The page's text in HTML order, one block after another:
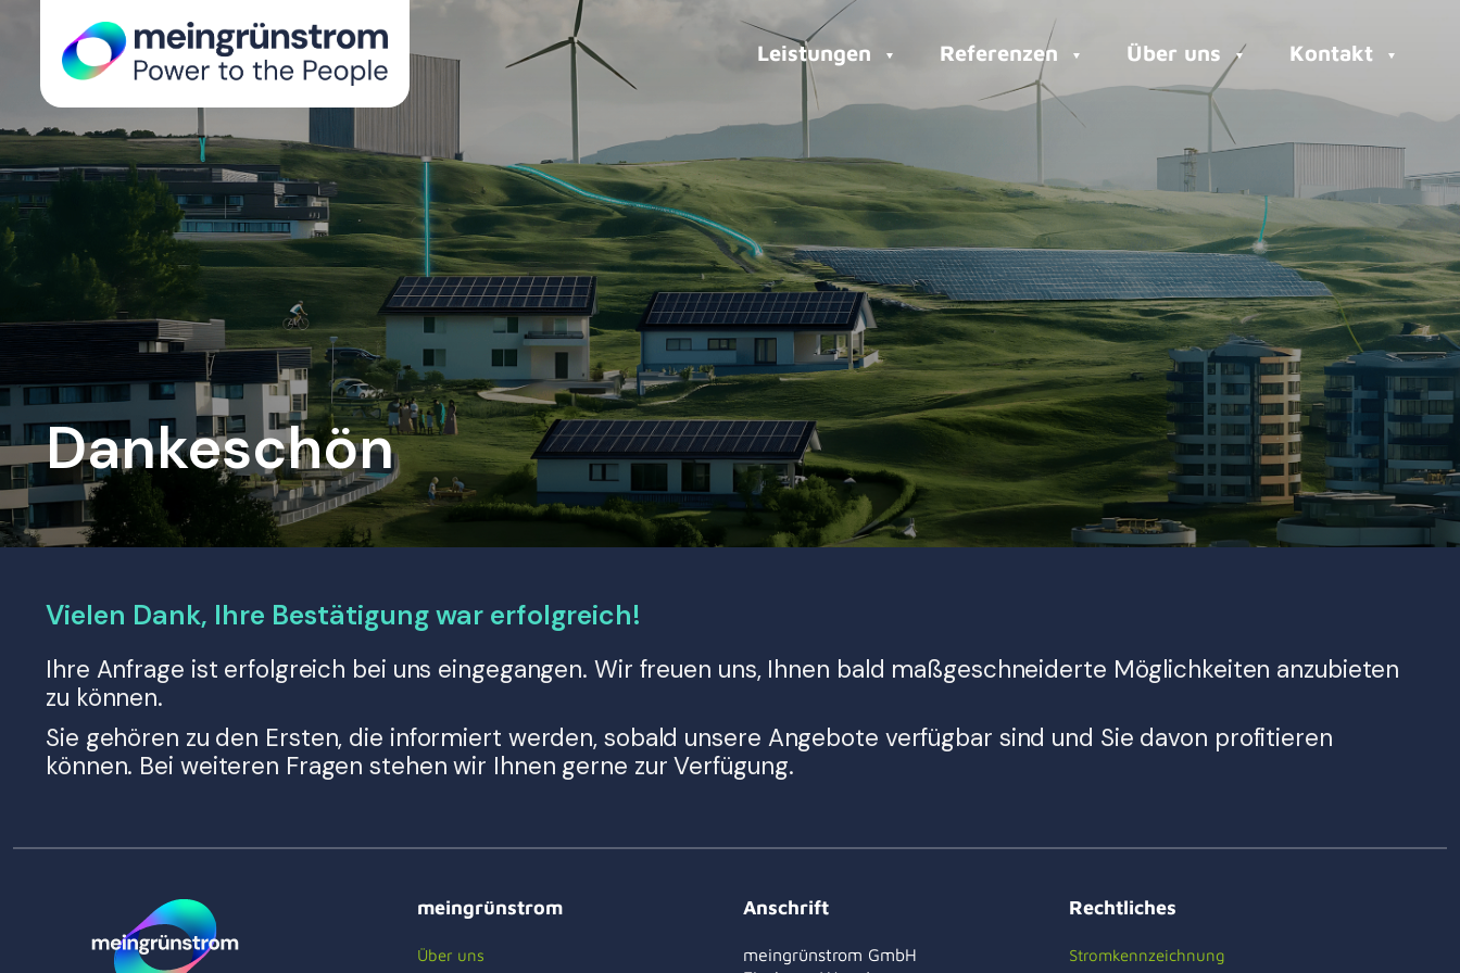
Leistungen Referenzen Über uns Kontakt
Dankeschön
Vielen Dank, Ihre Bestätigung war erfolgreich!
Ihre Anfrage ist erfolgreich bei uns eingegangen. Wir freuen uns, Ihnen bald maßgeschneiderte Möglichkeiten anzubieten
zu können.
Sie gehören zu den Ersten, die informiert werden, sobald unsere Angebote verfügbar sind und Sie davon profitieren
können. Bei weiteren Fragen stehen wir Ihnen gerne zur Verfügung.
meingrünstrom
Über uns
Anschrift
meingrünstrom GmbH
Rechtliches
Stromkennzeichnung